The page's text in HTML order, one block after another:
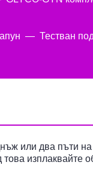
Тестван под
или два пъти на
изплаквайте